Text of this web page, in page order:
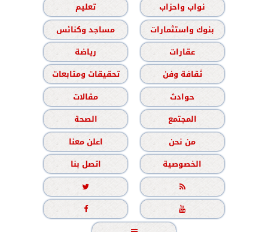
نواب واحزاب
تعليم
بنوك واستثمارات
مساجد وكنائس
عقارات
رياضة
ثقافة وفن
تحقيقات ومتابعات
حوادث
مقالات
المجتمع
الصحة
من نحن
اعلن معنا
الخصوصية
اتصل بنا



